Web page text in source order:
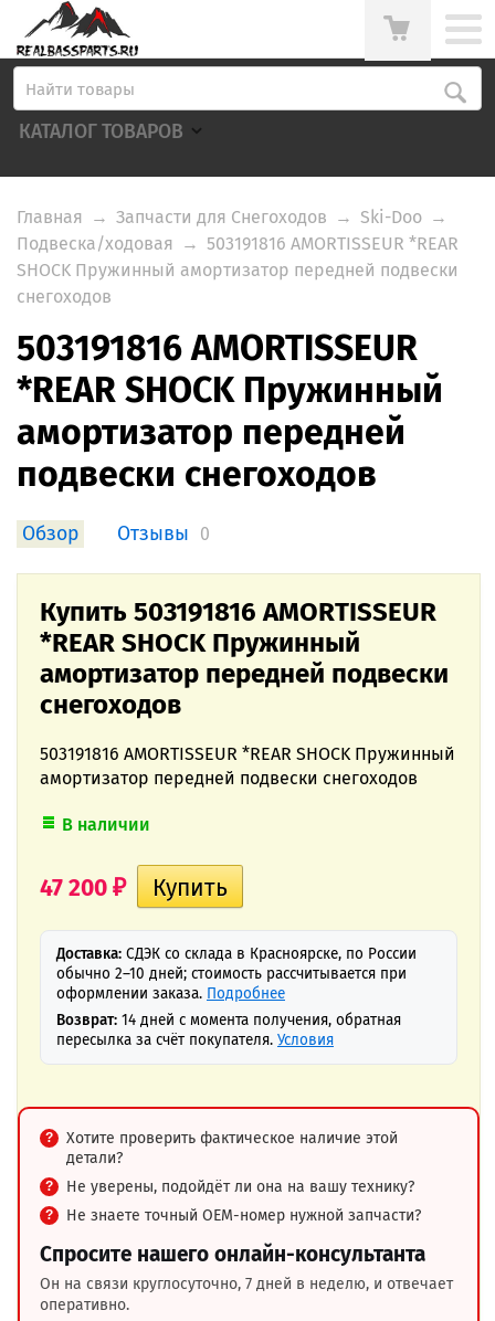
КАТАЛОГ ТОВАРОВ
Главная → Запчасти для Снегоходов → Ski-Doo →
Подвеска/ходовая → 503191816 AMORTISSEUR *REAR
SHOCK Пружинный амортизатор передней подвески
снегоходов
503191816 AMORTISSEUR
*REAR SHOCK Пружинный
амортизатор передней
подвески снегоходов
Обзор Отзывы 0
Купить 503191816 AMORTISSEUR
*REAR SHOCK Пружинный
амортизатор передней подвески
снегоходов
503191816 AMORTISSEUR *REAR SHOCK Пружинный
амортизатор передней подвески снегоходов
В наличии
47 200 ₽
Доставка: СДЭК со склада в Красноярске, по России
обычно 2–10 дней; стоимость рассчитывается при
оформлении заказа. Подробнее
Возврат: 14 дней с момента получения, обратная
пересылка за счёт покупателя. Условия
Хотите проверить фактическое наличие этой
детали?
Не уверены, подойдёт ли она на вашу технику?
Не знаете точный OEM-номер нужной запчасти?
Спросите нашего онлайн-консультанта
Он на связи круглосуточно, 7 дней в неделю, и отвечает
оперативно.